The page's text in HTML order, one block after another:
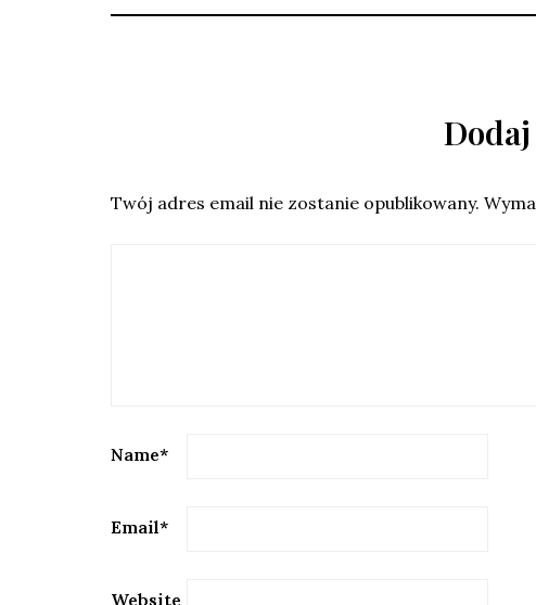
Twój adres email nie zostanie opublikowany.
Name*
Email*
Website